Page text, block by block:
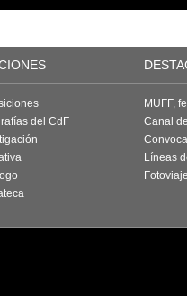
del CdF
MUFF,
Canal
Líneas